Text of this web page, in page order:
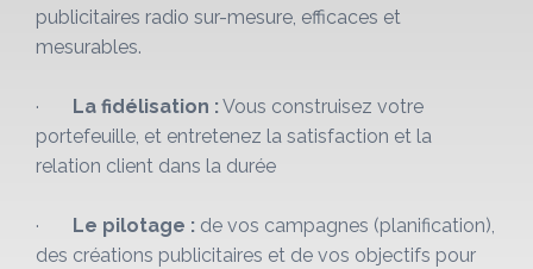
publicitaires radio sur-mesure, efficaces et
mesurables.
· La fidélisation :Vous construisez votre
portefeuille, et entretenez la satisfaction et la
relation client dans la durée
· Le pilotage : de vos campagnes (planification),
des créations publicitaires et de vos objectifs pour